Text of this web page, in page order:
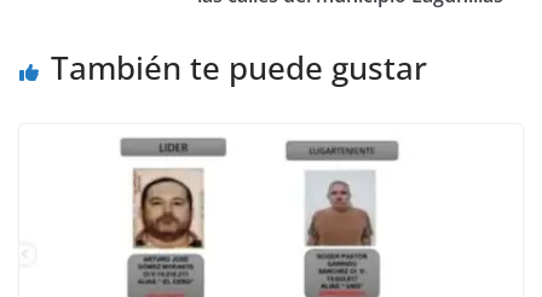
También te puede gustar